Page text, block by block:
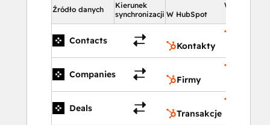
Źródło danych
Kierunek
synchronizacji
W HubSpot
W HubSpot
Contacts
Kontakty
Companies
Firmy
Deals
Transakcje